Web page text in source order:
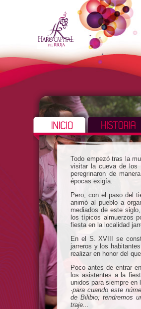
Todo empezó tras la
visitar la cueva de los
peregrinaron de
épocas exigía.
Pero, con el paso del
animó al pueblo a
mediados de este
los típicos almuerzos
fiesta en la localidad
En el S. XVIII se
jarreros y los
realizar en honor del
Poco antes de entrar
los asistentes a la
unidos para siempre en
·para cuando este
de Bilibio; tendremos
traje...